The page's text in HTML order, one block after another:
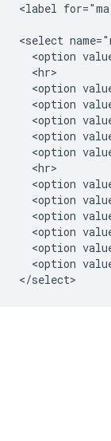
<label
<select
<option
  <hr>
<option
<option
<option
<option
<option
  <hr>
<option
<option
<option
<option
<option
<option